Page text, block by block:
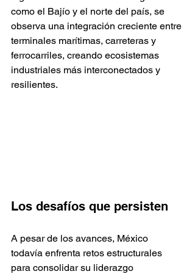
como el Bajío y el norte del país, se
observa una integración creciente entre
terminales marítimas, carreteras y
ferrocarriles, creando ecosistemas
industriales más interconectados y
resilientes.
Los desafíos que persisten
A pesar de los avances, México
todavía enfrenta retos estructurales
para consolidar su liderazgo